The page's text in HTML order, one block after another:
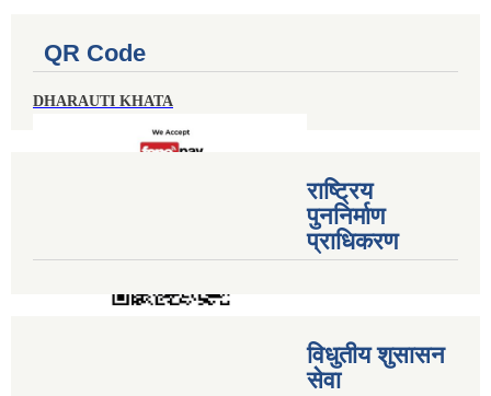
QR Code
DHARAUTI KHATA
राष्ट्रिय
पुननिर्माण
प्राधिकरण
विधुतीय शुसासन
सेवा